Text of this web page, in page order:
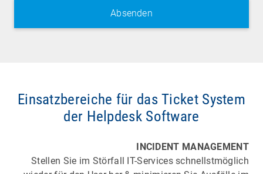
Einsatzbereiche für das Ticket System
der Helpdesk Software
IN​​​​CIDENT MANAGEMENT
Stellen Sie im Störfall IT-Services schnellstmöglich